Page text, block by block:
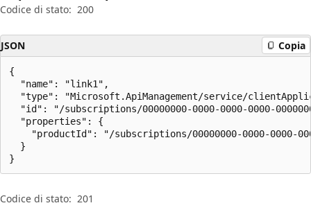
Codice di stato: 200
JSON Copia
{
  "name": "link1",
"type": "Microsoft.ApiManagement/service/
"id": "/subscriptions/00000000-0000-0000-0000-
  "properties": {
"productId": "/subscriptions/00000000-0000-0000-
  }
}
Codice di stato: 201